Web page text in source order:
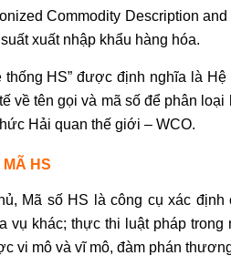
Commodity Description
xuất nhập khẩu hàng hóa.
thống HS” được định nghĩa là
về tên gọi và mã số để phân
Hải quan thế giới – WCO.
MÃ HS
Mã số HS là công cụ xác
vụ khác; thực thi luật pháp
vi mô và vĩ mô, đàm phán